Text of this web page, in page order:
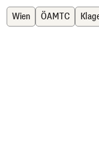
Wien ÖAMTC